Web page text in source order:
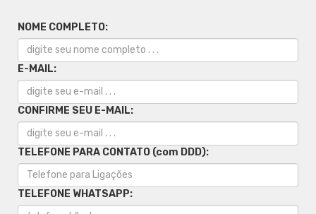
NOME COMPLETO:
E-MAIL:
CONFIRME SEU E-MAIL:
TELEFONE PARA CONTATO (com DDD):
TELEFONE WHATSAPP: